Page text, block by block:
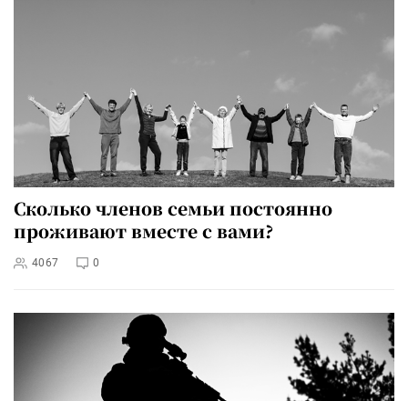
Сколько членов семьи постоянно
проживают вместе с вами?
4067 0